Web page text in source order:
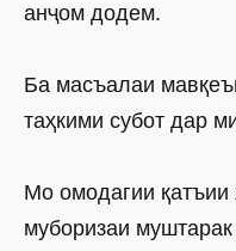
анҷом додем.
Ба масъалаи
таҳкими субот дар
Мо омодагии қатъии
муборизаи